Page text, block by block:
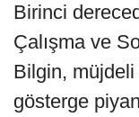
Birinci
Çalışma ve
Bilgin,
gösterge